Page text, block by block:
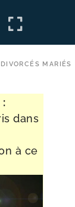
MARIÉS
dans
à ce